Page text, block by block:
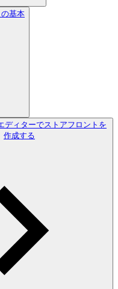
基本
ディターでストアフロントを
作成する